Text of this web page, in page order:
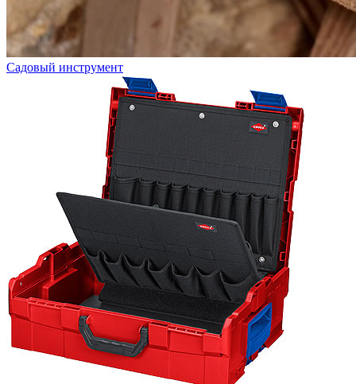
Садовый инструмент